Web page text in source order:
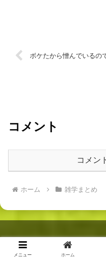
ボケたから憎んでいるの
コメント
コメン
ホーム 雑学まとめ
© 2019 ひとりで楽し
メニュー ホーム